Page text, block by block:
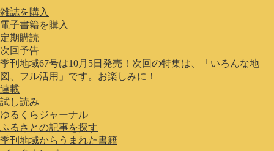
雑誌を購入
電子書籍を購入
定期購読
次回予告
季刊地域67号は10月5日発売！次回の特集は、「いろんな地
図、フル活用」です。お楽しみに！
連載
試し読み
ゆるくらジャーナル
ふるさとの記事を探す
季刊地域からうまれた書籍